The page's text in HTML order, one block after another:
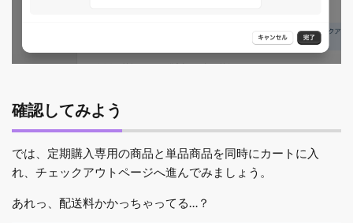
確認してみよう
では、定期購入専用の商品と単品商品を同時にカートに入
れ、チェックアウトページへ進んでみましょう。
あれっ、配送料かかっちゃってる…？